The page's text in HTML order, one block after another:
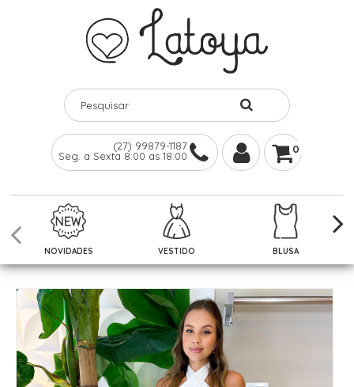
(27) 99879-1187
Seg. a Sexta 8:00 as 18:00
0
NOVIDADES VESTIDO BLUSA